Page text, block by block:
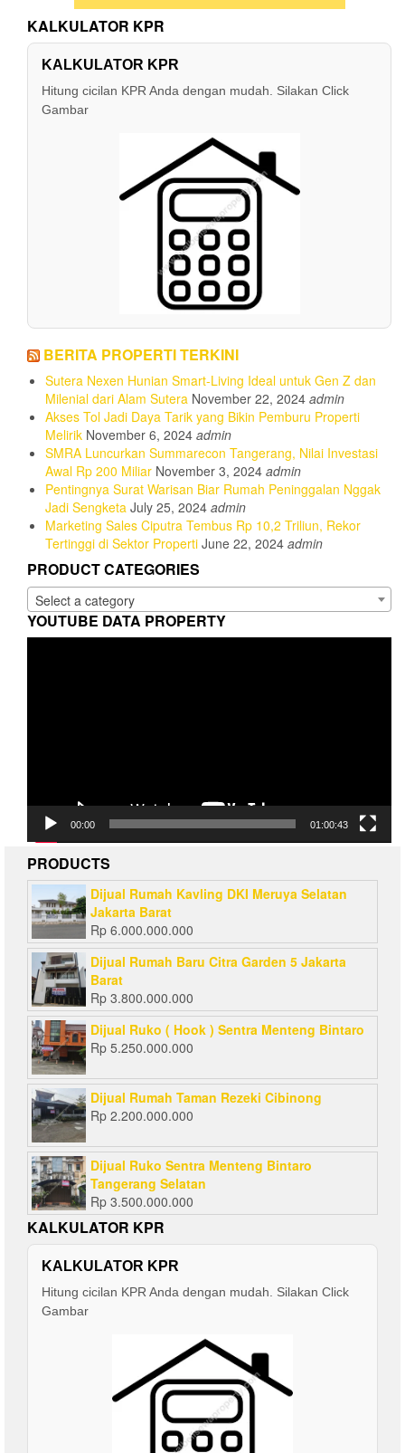
KALKULATOR KPR
KALKULATOR KPR
Hitung cicilan KPR Anda dengan mudah. Silakan Click
Gambar
BERITA PROPERTI TERKINI
Sutera Nexen Hunian Smart-Living Ideal untuk Gen Z dan
Milenial dari Alam Sutera November 22, 2024 admin
Akses Tol Jadi Daya Tarik yang Bikin Pemburu Properti
Melirik November 6, 2024 admin
SMRA Luncurkan Summarecon Tangerang, Nilai Investasi
Awal Rp 200 Miliar November 3, 2024 admin
Pentingnya Surat Warisan Biar Rumah Peninggalan Nggak
Jadi Sengketa July 25, 2024 admin
Marketing Sales Ciputra Tembus Rp 10,2 Triliun, Rekor
Tertinggi di Sektor Properti June 22, 2024 admin
PRODUCT CATEGORIES
Select a category
YOUTUBE DATA PROPERTY
00:00 01:00:43
PRODUCTS
Dijual Rumah Kavling DKI Meruya Selatan
Jakarta Barat
Rp 6.000.000.000
Dijual Rumah Baru Citra Garden 5 Jakarta
Barat
Rp 3.800.000.000
Dijual Ruko ( Hook ) Sentra Menteng Bintaro
Rp 5.250.000.000
Dijual Rumah Taman Rezeki Cibinong
Rp 2.200.000.000
Dijual Ruko Sentra Menteng Bintaro
Tangerang Selatan
Rp 3.500.000.000
KALKULATOR KPR
KALKULATOR KPR
Hitung cicilan KPR Anda dengan mudah. Silakan Click
Gambar